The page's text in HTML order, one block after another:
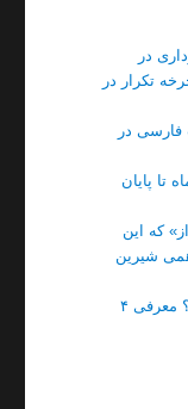
در
با «پایتخت7» و چرخه تکرار در
در
تا پایان
که این
شیرین
از کجا اکانت اسپاتیفای پرمیوم بخریم؟ معرفی ۴